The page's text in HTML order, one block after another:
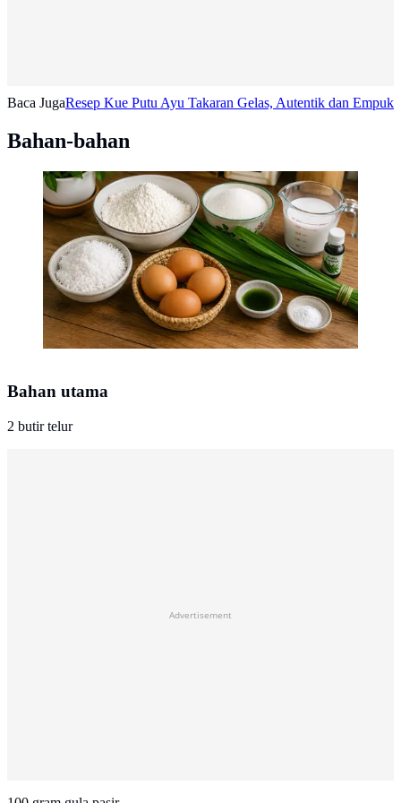
Baca JugaResep Kue Putu Ayu Takaran Gelas, Autentik dan Empuk
Bahan-bahan
resep putu ayu jadul (AI Generated)
Bahan utama
2 butir telur
Advertisement